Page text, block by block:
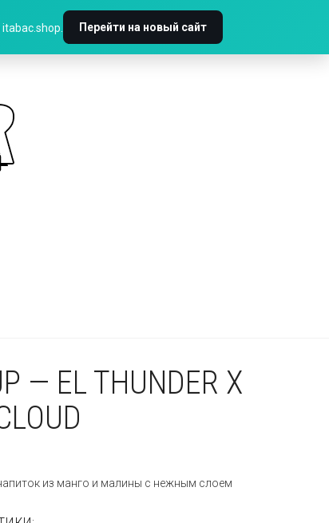
Перейти на новый сайт
— EL THUNDER X
из манго и малины с нежным слоем